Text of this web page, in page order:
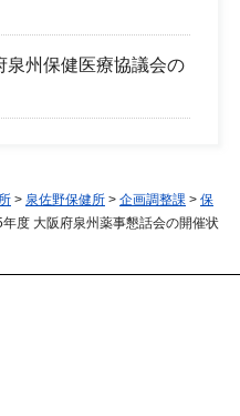
泉州保健医療協議会の
> 泉佐野保健所 > 企画調整課 > 保
年度 大阪府泉州薬事懇話会の開催状